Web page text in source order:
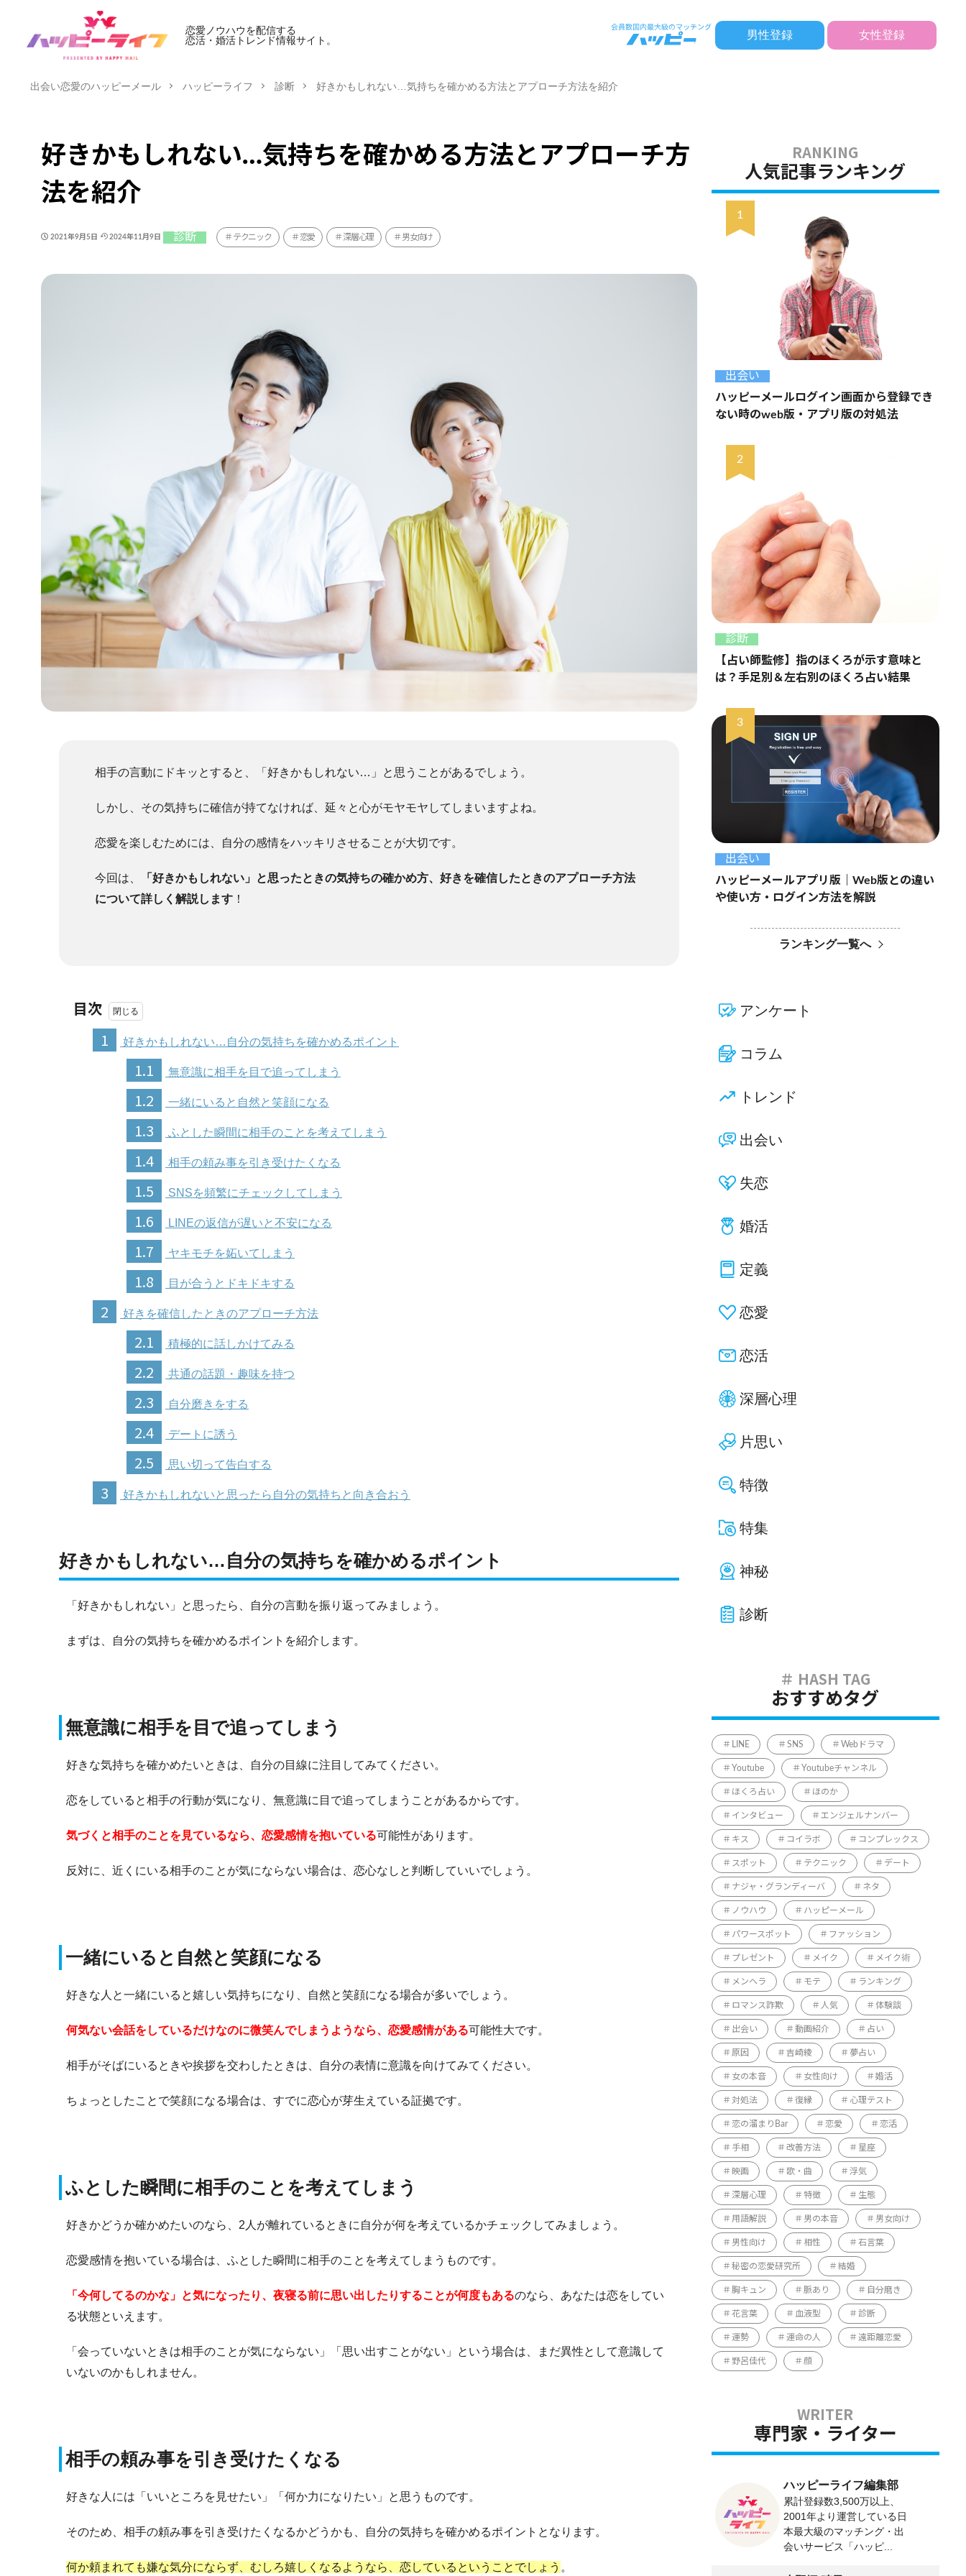
恋愛ノウハウを配信する
恋活・婚活トレンド情報サイト。
男性登録 女性登録
出会い恋愛のハッピーメール ハッピーライフ 診断 好きかもしれない…気持ちを確かめる方法とアプローチ方法を紹介
好きかもしれない…気持ちを確かめる方法とアプローチ方
法を紹介
2021年9月5日 2024年11月9日 診断 テクニック 恋愛 深層心理 男女向け
相手の言動にドキッとすると、「好きかもしれない…」と思うことがあるでしょう。
しかし、その気持ちに確信が持てなければ、延々と心がモヤモヤしてしまいますよね。
恋愛を楽しむためには、自分の感情をハッキリさせることが大切です。
今回は、
「好きかもしれない」と思ったときの気持ちの確かめ方、好きを確信したときのアプローチ方法
について詳しく解説します ！
目次
1
好きかもしれない…自分の気持ちを確かめるポイント
1.1 無意識に相手を目で追ってしまう
1.2 一緒にいると自然と笑顔になる
1.3 ふとした瞬間に相手のことを考えてしまう
1.4 相手の頼み事を引き受けたくなる
1.5 SNSを頻繁にチェックしてしまう
1.6 LINEの返信が遅いと不安になる
1.7 ヤキモチを妬いてしまう
1.8 目が合うとドキドキする
2 好きを確信したときのアプローチ方法
2.1 積極的に話しかけてみる
2.2 共通の話題・趣味を持つ
2.3 自分磨きをする
2.4 デートに誘う
2.5 思い切って告白する
3 好きかもしれないと思ったら自分の気持ちと向き合おう
好きかもしれない…自分の気持ちを確かめるポイント
「好きかもしれない」と思ったら、自分の言動を振り返ってみましょう。
まずは、自分の気持ちを確かめるポイントを紹介します。
無意識に相手を目で追ってしまう
好きな気持ちを確かめたいときは、自分の目線に注目してみてください。
恋をしていると相手の行動が気になり、無意識に目で追ってしまうことがあるからです。
気づくと相手のことを見ているなら、恋愛感情を抱いている可能性があります。
反対に、近くにいる相手のことが気にならない場合は、恋心なしと判断していいでしょう。
一緒にいると自然と笑顔になる
好きな人と一緒にいると嬉しい気持ちになり、自然と笑顔になる場合が多いでしょう。
何気ない会話をしているだけなのに微笑んでしまうようなら、恋愛感情がある可能性大です。
相手がそばにいるときや挨拶を交わしたときは、自分の表情に意識を向けてみてください。
ちょっとしたことで笑顔になる場合は、すでに恋心が芽生えている証拠です。
ふとした瞬間に相手のことを考えてしまう
好きかどうか確かめたいのなら、2人が離れているときに自分が何を考えているかチェックしてみましょう。
恋愛感情を抱いている場合は、ふとした瞬間に相手のことを考えてしまうものです。
「今何してるのかな」と気になったり、夜寝る前に思い出したりすることが何度もあるのなら、あなたは恋をしてい
る状態といえます。
「会っていないときは相手のことが気にならない」「思い出すことがない」という場合は、まだ異性として意識して
いないのかもしれません。
相手の頼み事を引き受けたくなる
好きな人には「いいところを見せたい」「何か力になりたい」と思うものです。
そのため、相手の頼み事を引き受けたくなるかどうかも、自分の気持ちを確かめるポイントとなります。
何か頼まれても嫌な気分にならず、むしろ嬉しくなるようなら、恋しているということでしょう 。
人気記事ランキング
出会い
ハッピーメールログイン画面から登録でき
ない時のweb版・アプリ版の対処法
診断
【占い師監修】指のほくろが示す意味と
は？手足別＆左右別のほくろ占い結果
出会い
ハッピーメールアプリ版｜Web版との違い
や使い方・ログイン方法を解説
ランキング一覧へ
アンケート
コラム
トレンド
出会い
失恋
婚活
定義
恋愛
恋活
深層心理
片思い
特徴
特集
神秘
診断
おすすめタグ
LINE SNS Webドラマ
Youtube Youtubeチャンネル
ほくろ占い ほのか
インタビュー エンジェルナンバー
キス コイラボ コンプレックス
スポット テクニック デート
ナジャ・グランディーバ ネタ
ノウハウ ハッピーメール
パワースポット ファッション
プレゼント メイク メイク術
メンヘラ モテ ランキング
ロマンス詐欺 人気 体験談
出会い 動画紹介 占い
原因 吉崎綾 夢占い
女の本音 女性向け 婚活
対処法 復縁 心理テスト
恋の溜まりBar 恋愛 恋活
手相 改善方法 星座
映画 歌・曲 浮気
深層心理 特徴 生態
用語解説 男の本音 男女向け
男性向け 相性 石言葉
秘密の恋愛研究所 結婚
胸キュン 脈あり 自分磨き
花言葉 血液型 診断
運勢 運命の人 遠距離恋愛
野呂佳代 顔
専門家・ライター
ハッピーライフ編集部
累計登録数3,500万以上、
2001年より運営している日
本最大級のマッチング・出
会いサービス「ハッピ...